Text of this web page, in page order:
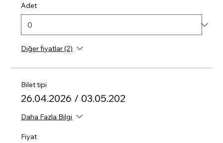
Adet
Diğer fiyatlar (2)
Bilet tipi
26.04.2026 / 03.05.202
Daha Fazla Bilgi
Fiyat